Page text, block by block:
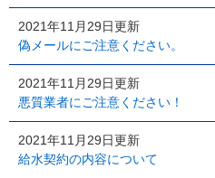
2021年11月29日更新
偽メールにご注意ください。
2021年11月29日更新
悪質業者にご注意ください！
2021年11月29日更新
給水契約の内容について